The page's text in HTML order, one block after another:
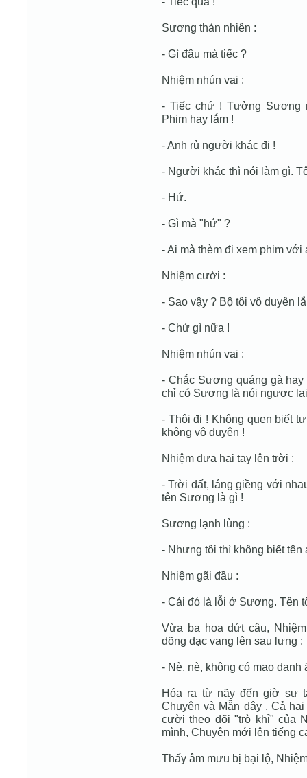
Sương thản nhiên :
- Gì đâu mà tiếc ?
Nhiệm nhún vai :
- Tiếc chứ ! Tưởng Sương
Phim hay lắm !
- Anh rủ người khác đi !
- Người khác thì nói làm gì.
- Hứ.
- Gì mà "hứ" ?
- Ai mà thèm đi xem phim với
Nhiệm cười :
- Sao vậy ? Bộ tôi vô duyên
- Chứ gì nữa !
Nhiệm nhún vai :
- Chắc Sương quáng gà
chỉ có Sương là nói ngược
- Thôi đi ! Không quen biết
không vô duyên !
Nhiệm đưa hai tay lên trời :
- Trời đất, láng giềng với
tên Sương là gì !
Sương lạnh lùng :
- Nhưng tôi thì không biết tên
Nhiệm gãi đầu :
- Cái đó là lỗi ở Sương. Tên
Vừa ba hoa dứt câu,
dõng dạc vang lên sau lưng :
- Nè, nè, không có mạo danh
Hóa ra từ nãy đến giờ sự
Chuyên và Mẫn dậy . Cả
cười theo dõi "trò khỉ" của
mình, Chuyên mới lên tiếng
Thấy âm mưu bị bại lộ,